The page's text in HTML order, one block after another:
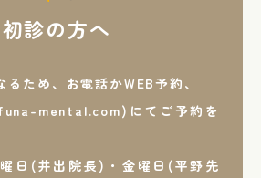
初診の方へ
ため、お電話かWEB予約、
mental.com)にてご予約を
日(井出院長)・金曜日(平野先